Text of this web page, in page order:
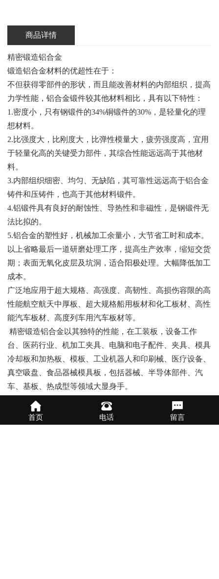
商品详情
精密锻造铝合金
锻造铝合金材料的优超性在于：
不但获得零部件的形状，而且能改善材料的内部组织，提高
力学性能，铝合金锻件较其他材料相比，具有以下特性：
1.密度小，只有钢锻件的34%铜锻件的30%，是轻量化的理
想材料。
2.比强度大，比刚度大，比弹性模量大，疲劳强度高，宜用
于轻量化高的关键受力部件，其综合性能远远高于其他材
料。
3.内部组织细密、均匀、无缺陷，其可靠性远远高于铝合金
铸件和压铸件，也高于其他材料锻件。
4.铝锻件具有良好的耐蚀性、导热性和非磁性，是钢锻件无
法比拟的。
5.铝合金的塑性好，机械加工余量小，大节省工时和成本。
以上省略最后一道研磨处理工序，提高生产效率，缩短交货
期；表面无氧化皮层及坑洞，适合阳极处理。大幅降低加工
成本。
广泛地应用于超大规格、高强度、高韧性、高损伤容限的高
性能航空航天中厚板、超大规格船用板材和化工板材、高性
能汽车板材、高度列车用汽车板材等。
精密锻造铝合金以其独特的性能，在工装板，设备工作
台、医药行业、机加工夹具、电脑和电子配件、夹具、模具
冷却板和加热板、模板、工业机器人和印刷械、医疗设备、
真空吸盘、食品器械模具板，包括器械、半导体部件、汽
车、基板、热成型等领域大显身手。
首页 电话 留言